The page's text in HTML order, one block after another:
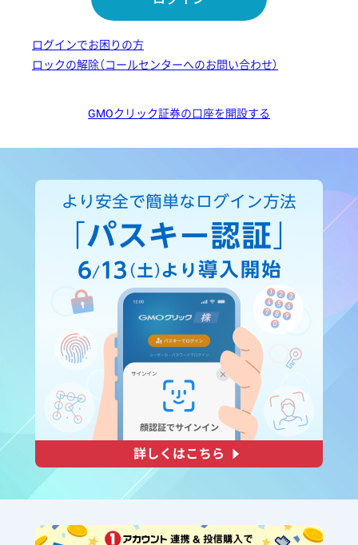
ログインでお困りの方
ロックの解除（コールセンターへのお問い合わせ）
GMOクリック証券の口座を開設する